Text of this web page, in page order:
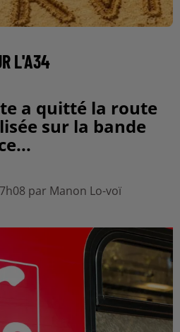
L'A34
a quitté la route
sur la bande
par Manon Lo-voï